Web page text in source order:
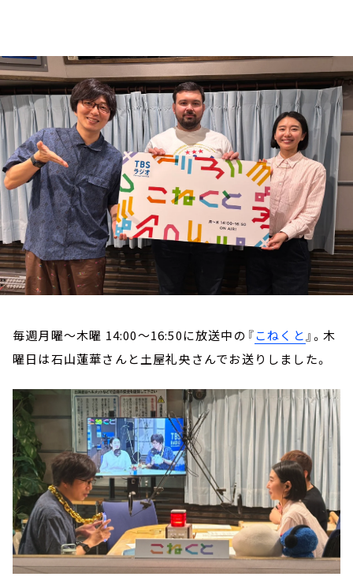
トピックス
TBS Podcast
お知らせ
イベント・グッズ
YouTube
会社情報
毎週月曜～木曜 14:00～16:50に放送中の『こねくと』。木
曜日は石山蓮華さんと土屋礼央さんでお送りしました。